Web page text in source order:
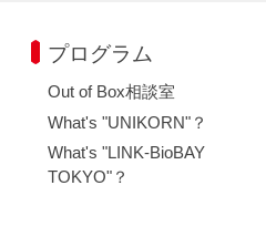
プログラム
Out of Box相談室
What's "UNIKORN"？
What's "LINK-BioBAY
TOKYO"？